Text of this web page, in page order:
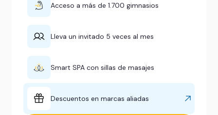
Acceso a más de 1.700 gimnasios
Lleva un invitado 5 veces al mes
Smart SPA con sillas de masajes
Descuentos en marcas aliadas